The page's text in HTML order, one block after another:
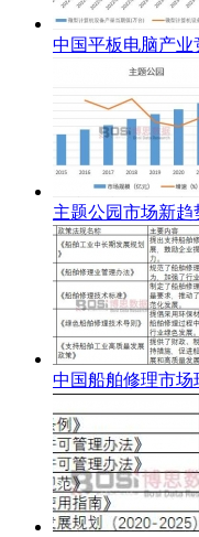
中国平板电脑产
主题公园市场新
中国船舶修理市